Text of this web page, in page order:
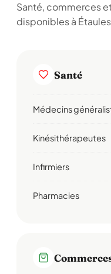
Santé, commerces
disponibles à
Santé
Médecins
Kinésithérapeutes
Infirmiers
Pharmacies